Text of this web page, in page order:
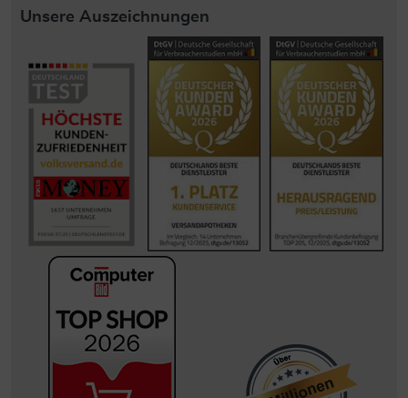
Unsere Auszeichnungen